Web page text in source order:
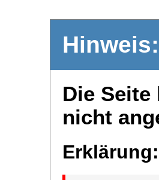
Die
nicht
Erklärung: